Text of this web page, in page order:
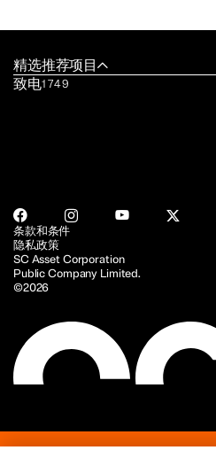
精选推荐项目
致电1749
SC Asset Corporation
Public Company Limited.
©2026
条款和条件
隐私政策